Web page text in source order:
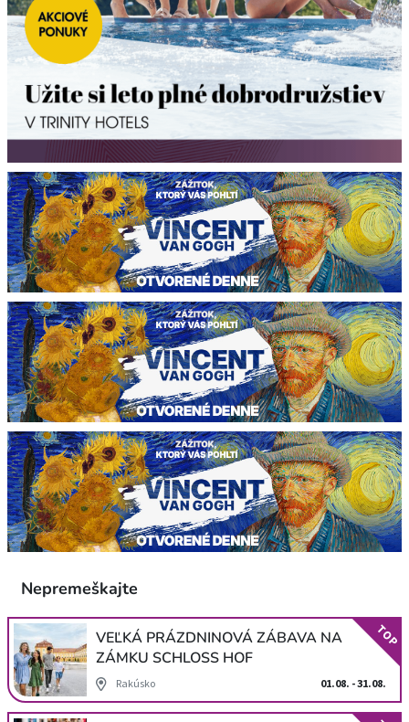
Nepremeškajte
VEĽKÁ PRÁZDNINOVÁ ZÁBAVA NA
ZÁMKU SCHLOSS HOF
Rakúsko 01.08. - 31.08.
TOP